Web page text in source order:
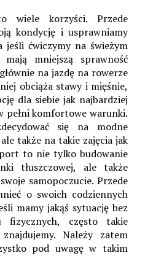
wiele korzyści. Przede
kondycję i usprawniamy
jeśli ćwiczymy na świeżym
mniejszą sprawność
na jazdę na rowerze
obciąża stawy i mięśnie,
dla siebie jak najbardziej
pełni komfortowe warunki.
się na modne
także na takie zajęcia jak
to nie tylko budowanie
tłuszczowej, ale także
samopoczucie. Przede
o swoich codziennych
mamy jakąś sytuację bez
fizycznych, często takie
Należy zatem
pod uwagę w takim